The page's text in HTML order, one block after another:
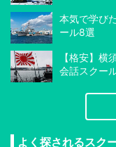
本気で学び
ール8選
【格安】横
会話スクー
よく探されるスク